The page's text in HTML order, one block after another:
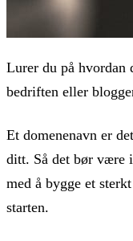
Lurer du på hvordan
bedriften eller
Et domenenavn er
ditt. Så det bør være
med å bygge et
starten.